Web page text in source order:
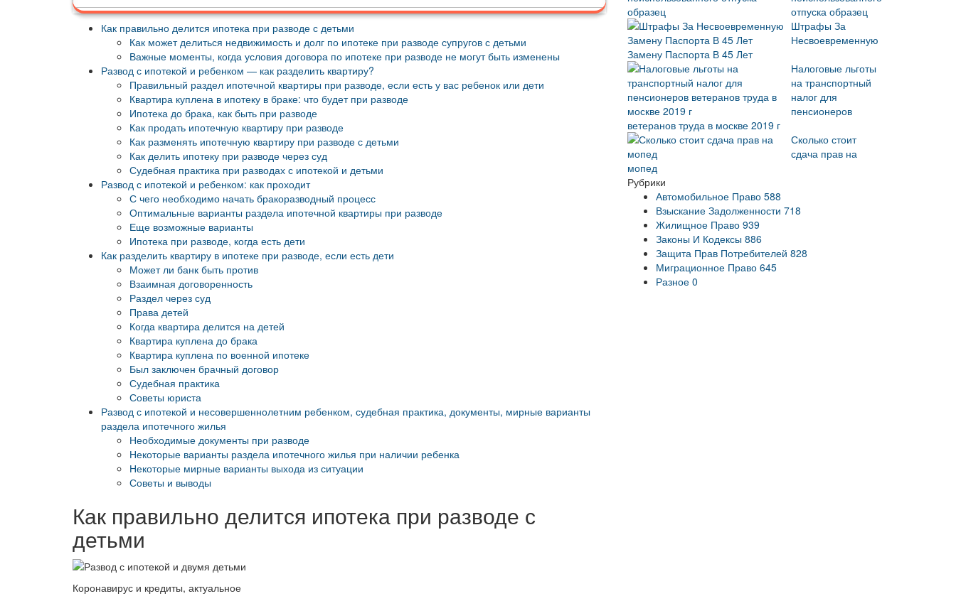
Как правильно делится ипотека при разводе с детьми
Как может делиться недвижимость и долг по ипотеке при разводе супругов с детьми
Важные моменты, когда условия договора по ипотеке при разводе не могут быть изменены
Развод с ипотекой и ребенком — как разделить квартиру?
Правильный раздел ипотечной квартиры при разводе, если есть у вас ребенок или дети
Квартира куплена в ипотеку в браке: что будет при разводе
Ипотека до брака, как быть при разводе
Как продать ипотечную квартиру при разводе
Как разменять ипотечную квартиру при разводе с детьми
Как делить ипотеку при разводе через суд
Судебная практика при разводах с ипотекой и детьми
Развод с ипотекой и ребенком: как проходит
С чего необходимо начать бракоразводный процесс
Оптимальные варианты раздела ипотечной квартиры при разводе
Еще возможные варианты
Ипотека при разводе, когда есть дети
Как разделить квартиру в ипотеке при разводе, если есть дети
Может ли банк быть против
Взаимная договоренность
Раздел через суд
Права детей
Когда квартира делится на детей
Квартира куплена до брака
Квартира куплена по военной ипотеке
Был заключен брачный договор
Судебная практика
Советы юриста
Развод с ипотекой и несовершеннолетним ребенком, судебная практика, документы, мирные варианты
раздела ипотечного жилья
Необходимые документы при разводе
Некоторые варианты раздела ипотечного жилья при наличии ребенка
Некоторые мирные варианты выхода из ситуации
Советы и выводы
Как правильно делится ипотека при разводе с
детьми
Коронавирус и кредиты, актуальное
отпуска образец
Штрафы За
Несвоевременную
Замену Паспорта В 45 Лет
Налоговые льготы
на транспортный
налог для
пенсионеров
ветеранов труда в москве 2019 г
Сколько стоит
сдача прав на
мопед
Рубрики
Автомобильное Право 588
Взыскание Задолженности 718
Жилищное Право 939
Законы И Кодексы 886
Защита Прав Потребителей 828
Миграционное Право 645
Разное 0